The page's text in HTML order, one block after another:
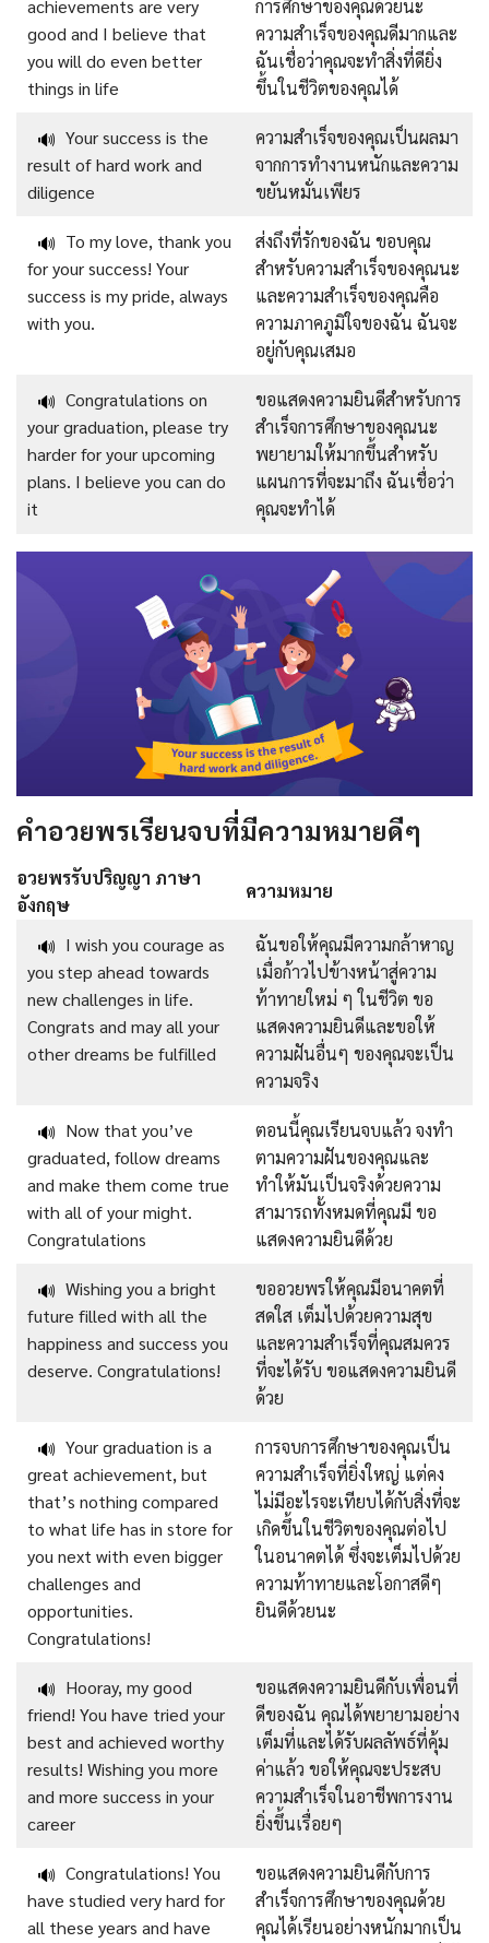
achievements are very
good and I believe that
you will do even better
things in life
การศึกษาของคุณด้วยนะ
ความสำเร็จของคุณดีมากและ
ฉันเชื่อว่าคุณจะทำสิ่งที่ดียิ่ง
ขึ้นในชีวิตของคุณได้
🔊 Your success is the
result of hard work and
diligence
ความสำเร็จของคุณเป็นผลมา
จากการทำงานหนักและความ
ขยันหมั่นเพียร
🔊 To my love, thank you
for your success! Your
success is my pride, always
with you.
ส่งถึงที่รักของฉัน ขอบคุณ
สำหรับความสำเร็จของคุณนะ
และความสำเร็จของคุณคือ
ความภาคภูมิใจของฉัน ฉันจะ
อยู่กับคุณเสมอ
🔊 Congratulations on
your graduation, please try
harder for your upcoming
plans. I believe you can do
it
ขอแสดงความยินดีสำหรับการ
สำเร็จการศึกษาของคุณนะ
พยายามให้มากขึ้นสำหรับ
แผนการที่จะมาถึง ฉันเชื่อว่า
คุณจะทำได้
คำอวยพรเรียนจบที่มีความหมายดีๆ
อวยพรรับปริญญา ภาษา
อังกฤษ
ความหมาย
🔊 I wish you courage as
you step ahead towards
new challenges in life.
Congrats and may all your
other dreams be fulfilled
ฉันขอให้คุณมีความกล้าหาญ
เมื่อก้าวไปข้างหน้าสู่ความ
ท้าทายใหม่ ๆ ในชีวิต ขอ
แสดงความยินดีและขอให้
ความฝันอื่นๆ ของคุณจะเป็น
ความจริง
🔊 Now that you’ve
graduated, follow dreams
and make them come true
with all of your might.
Congratulations
ตอนนี้คุณเรียนจบแล้ว จงทำ
ตามความฝันของคุณและ
ทำให้มันเป็นจริงด้วยความ
สามารถทั้งหมดที่คุณมี ขอ
แสดงความยินดีด้วย
🔊 Wishing you a bright
future filled with all the
happiness and success you
deserve. Congratulations!
ขออวยพรให้คุณมีอนาคตที่
สดใส เต็มไปด้วยความสุข
และความสำเร็จที่คุณสมควร
ที่จะได้รับ ขอแสดงความยินดี
ด้วย
🔊 Your graduation is a
great achievement, but
that’s nothing compared
to what life has in store for
you next with even bigger
challenges and
opportunities.
Congratulations!
การจบการศึกษาของคุณเป็น
ความสำเร็จที่ยิ่งใหญ่ แต่คง
ไม่มีอะไรจะเทียบได้กับสิ่งที่จะ
เกิดขึ้นในชีวิตของคุณต่อไป
ในอนาคตได้ ซึ่งจะเต็มไปด้วย
ความท้าทายและโอกาสดีๆ
ยินดีด้วยนะ
🔊 Hooray, my good
friend! You have tried your
best and achieved worthy
results! Wishing you more
and more success in your
career
ขอแสดงความยินดีกับเพื่อนที่
ดีของฉัน คุณได้พยายามอย่าง
เต็มที่และได้รับผลลัพธ์ที่คุ้ม
ค่าแล้ว ขอให้คุณจะประสบ
ความสำเร็จในอาชีพการงาน
ยิ่งขึ้นเรื่อยๆ
🔊 Congratulations! You
have studied very hard for
all these years and have
ขอแสดงความยินดีกับการ
สำเร็จการศึกษาของคุณด้วย
คุณได้เรียนอย่างหนักมากเป็น